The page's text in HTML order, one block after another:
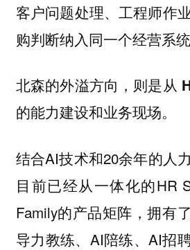
客户问题处理、工程师作
购判断纳入同一个经营系统
北森的外溢方向，则是从
的能力建设和业务现场。
结合AI技术和20余年的人
目前已经从一体化的HR
Family的产品矩阵，拥有
导力教练、AI陪练、AI招